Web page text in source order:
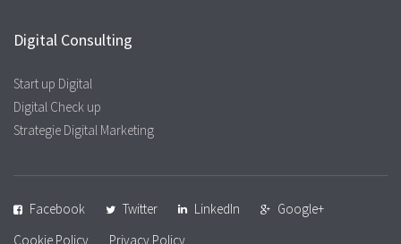
Digital Consulting
Start up Digital
Digital Check up
Strategie Digital Marketing
Facebook Twitter LinkedIn
Google+
Cookie Policy
Privacy Policy